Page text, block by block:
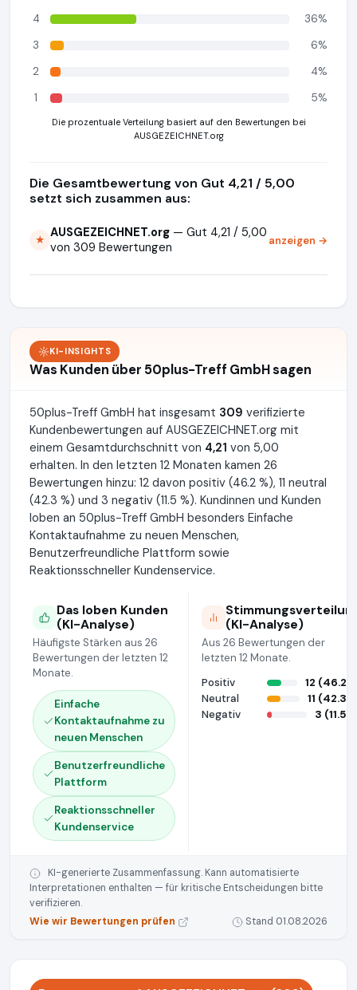
4
36%
3
6%
2
4%
1
5%
Die prozentuale Verteilung basiert auf den Bewertungen bei
AUSGEZEICHNET.org
Die Gesamtbewertung von Gut 4,21 / 5,00
setzt sich zusammen aus:
★ AUSGEZEICHNET.org — Gut 4,21 / 5,00
von 309 Bewertungen
anzeigen →
KI-INSIGHTS
Was Kunden über 50plus-Treff GmbH sagen
50plus-Treff GmbH hat insgesamt 309 verifizierte
Kundenbewertungen auf AUSGEZEICHNET.org mit
einem Gesamtdurchschnitt von 4,21 von 5,00
erhalten. In den letzten 12 Monaten kamen 26
Bewertungen hinzu: 12 davon positiv (46.2 %), 11 neutral
(42.3 %) und 3 negativ (11.5 %). Kundinnen und Kunden
loben an 50plus-Treff GmbH besonders Einfache
Kontaktaufnahme zu neuen Menschen,
Benutzerfreundliche Plattform sowie
Reaktionsschneller Kundenservice.
Das loben Kunden
(KI-Analyse)
Häufigste Stärken aus 26
Bewertungen der letzten 12
Monate.
Einfache
Kontaktaufnahme zu
neuen Menschen
Benutzerfreundliche
Plattform
Reaktionsschneller
Kundenservice
(KI-Analyse)
Aus 26 Bewertungen der
letzten 12 Monate.
Positiv
12
Neutral
11
Negativ
3
KI-generierte Zusammenfassung. Kann automatisierte
Interpretationen enthalten — für kritische Entscheidungen bitte
verifizieren.
Wie wir Bewertungen prüfen
Stand 01.08.2026